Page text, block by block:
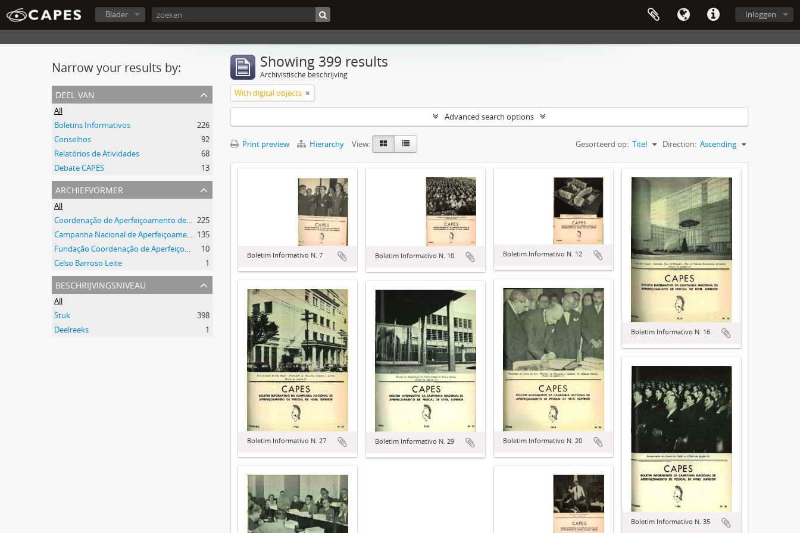
Inloggen
Blader
Narrow your results by:
deel van
All
Boletins Informativos
226
Conselhos
92
Relatórios de Atividades
68
Debate CAPES
13
archiefvormer
All
Coordenação de Aperfeiçoamento de Pessoal de Nível Superior (CAPES) 225
Campanha Nacional de Aperfeiçoamento de Pessoal de Nível Superior (CAPES) 135
Fundação Coordenação de Aperfeiçoamento de Pessoal de Nível Superior (CAPES)
10
Celso Barroso Leite
1
beschrijvingsniveau
All
Stuk
398
Deelreeks
1
Showing 399 results
Archivistische beschrijving
With digital objects
Advanced search options
Print preview Hierarchy View: Gesorteerd op: Titel Direction: Ascending
Boletim Informativo N. 7 Boletim Informativo N. 10 Boletim Informativo N. 12
Boletim Informativo N. 16
Boletim Informativo N. 20
Boletim Informativo N. 27 Boletim Informativo N. 29
Boletim Informativo N. 35